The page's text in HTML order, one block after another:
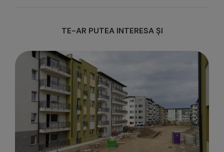
TE-AR PUTEA INTERESA ȘI